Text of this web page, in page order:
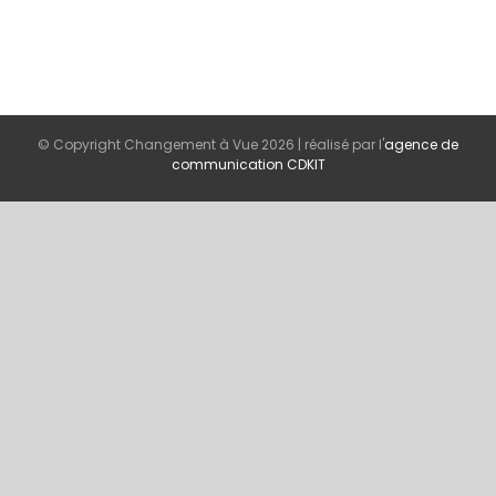
© Copyright Changement à Vue 2026 | réalisé par l'agence de
communication CDKIT